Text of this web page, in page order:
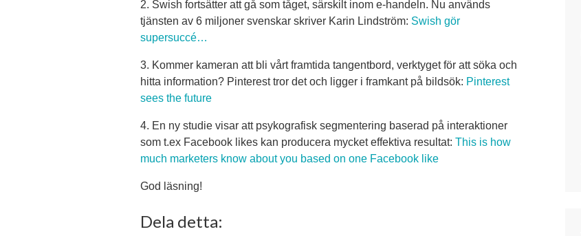
2. Swish fortsätter att gå som tåget, särskilt inom e-handeln. Nu används
tjänsten av 6 miljoner svenskar skriver Karin Lindström: Swish gör
supersuccé…
3. Kommer kameran att bli vårt framtida tangentbord, verktyget för att söka och
hitta information? Pinterest tror det och ligger i framkant på bildsök: Pinterest
sees the future
4. En ny studie visar att psykografisk segmentering baserad på interaktioner
som t.ex Facebook likes kan producera mycket effektiva resultat: This is how
much marketers know about you based on one Facebook like
God läsning!
Dela detta: